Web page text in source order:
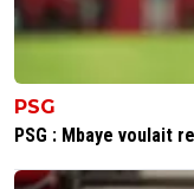
PSG
PSG : Mbaye voulait